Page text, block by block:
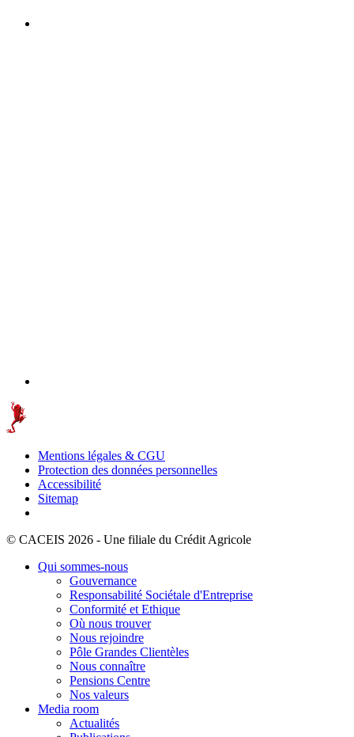
Mentions légales & CGU
Protection des données personnelles
Accessibilité
Sitemap
© CACEIS 2026 - Une filiale du Crédit Agricole
Qui sommes-nous
Gouvernance
Responsabilité Sociétale d'Entreprise
Conformité et Ethique
Où nous trouver
Nous rejoindre
Pôle Grandes Clientèles
Nous connaître
Pensions Centre
Nos valeurs
Media room
Actualités